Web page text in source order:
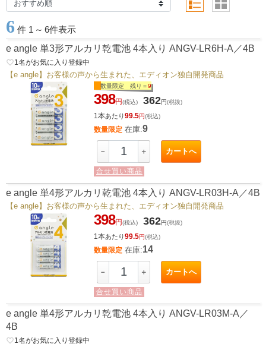
6 件 1 ～ 6件表示
e angle 単3形アルカリ乾電池 4本入り ANGV-LR6H-A／4B
favorite_border1 名がお気に入り登録中
【e angle】お客様の声から生まれた、エディオン独自開発商品
数量限定 残り＝9
398円(税込) 362円(税抜)
1本あたり99.5円(税込)
数量限定 在庫:9
－ ＋ カートへ
合せ買い商品
e angle 単4形アルカリ乾電池 4本入り ANGV-LR03H-A／4B
【e angle】お客様の声から生まれた、エディオン独自開発商品
398円(税込) 362円(税抜)
1本あたり99.5円(税込)
数量限定 在庫:14
－ ＋ カートへ
合せ買い商品
e angle 単4形アルカリ乾電池 4本入り ANGV-LR03M-A／
4B
favorite_border1 名がお気に入り登録中